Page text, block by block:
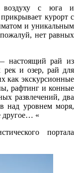
воздуху с юга и
курорт с
и уникальным
нет равных
настоящий рай из
рек и озер, рай для
как экскурсионные
рафтинг и конные
развлечений, два
над уровнем моря,
другое… «
портала